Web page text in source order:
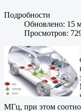
Подробности
Обновлено: 15
Просмотров:
МГц, при этом